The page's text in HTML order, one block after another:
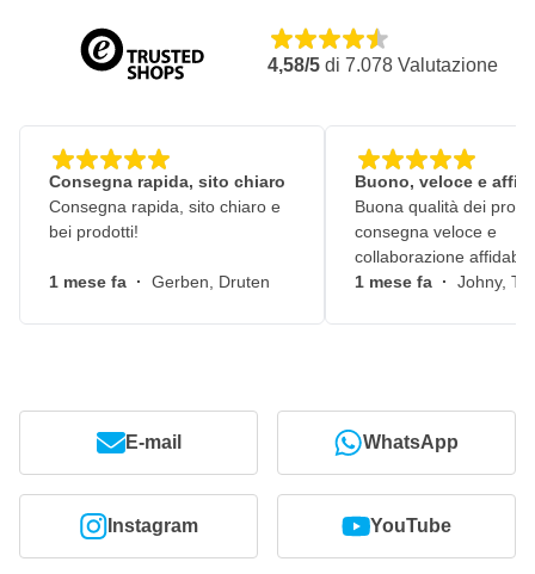
4,58/5 di 7.078 Valutazione
Consegna rapida, sito chiaro
Consegna rapida, sito chiaro e
bei prodotti!
1 mese fa · Gerben, Druten
Buono, veloce e
Buona qualità dei
consegna veloce e
collaborazione
1 mese fa · Johny,
E-mail WhatsApp
Instagram YouTube